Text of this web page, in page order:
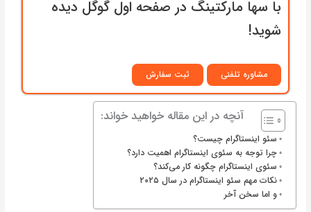
با سها مارکتینگ در صفحه اول گوگل دیده
شوید!
مشاوره تلفنی ثبت سفارش
آنچه در این مقاله خواهید خواند:
سئو اینستاگرام چیست؟
چرا توجه به سئوی اینستاگرام اهمیت دارد؟
سئوی اینستاگرام چگونه کار می‌کند؟
نکات مهم سئو اینستاگرام در سال ۲۰۲۵
و اما سخن آخر